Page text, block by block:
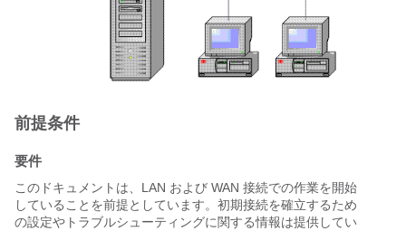
前提条件
要件
このドキュメントは、LAN および WAN 接続での作業を開始
していることを前提としています。初期接続を確立するため
の設定やトラブルシューティングに関する情報は提供してい